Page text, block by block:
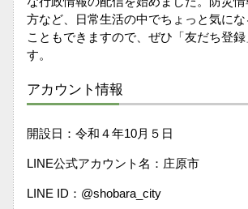
方など、日常生活の中でちょっと気に
こともできますので、ぜひ「友だち登
す。
アカウント情報
開設日：令和４年10月５日
LINE公式アカウント名：庄原市
LINE ID：@shobara_city